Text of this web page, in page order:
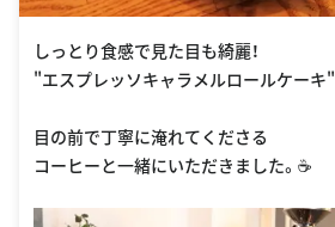
しっとり食感で見た目も綺麗！
"エスプレッソキャラメルロールケーキ"
目の前で丁寧に淹れてくださる
コーヒーと一緒にいただきました。☕️